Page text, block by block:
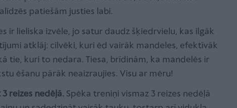
patiešām justies labi.
ir lieliska izvēle, jo satur daudz šķiedrvielu, kas ilgāk
atklāj: cilvēki, kuri ēd vairāk mandeles, efektīvāk
tie, kuri to nedara. Tiesa, brīdinām, ka mandelēs ir
ēšanu pārāk neaizraujies. Visu ar mēru!
3 reizes nedēļā. Spēka treniņi vismaz 3 reizes nedēļā